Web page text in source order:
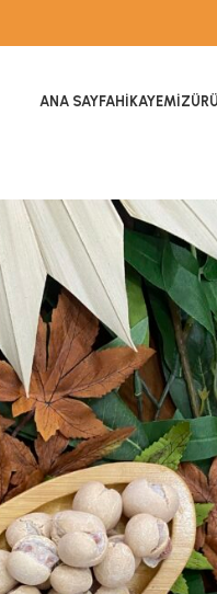
ANA SAYFAHIKAYEMIZ